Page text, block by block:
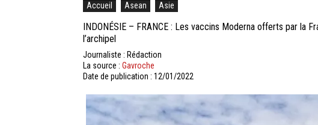
Accueil Asean Asie
INDONÉSIE – FRANCE : Les vaccins Moderna offerts par la
l’archipel
Journaliste : Rédaction
La source : Gavroche
Date de publication : 12/01/2022